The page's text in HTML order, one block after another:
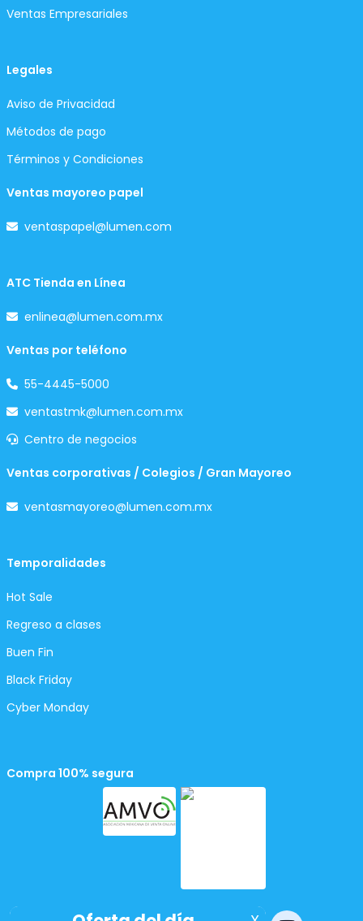
Ventas Empresariales
Legales
Aviso de Privacidad
Métodos de pago
Términos y Condiciones
Ventas mayoreo papel
ventaspapel@lumen.com
ATC Tienda en Línea
enlinea@lumen.com.mx
Ventas por teléfono
55-4445-5000
ventastmk@lumen.com.mx
Centro de negocios
Ventas corporativas / Colegios / Gran Mayoreo
ventasmayoreo@lumen.com.mx
Temporalidades
Hot Sale
Regreso a clases
Buen Fin
Black Friday
Cyber Monday
Compra 100% segura